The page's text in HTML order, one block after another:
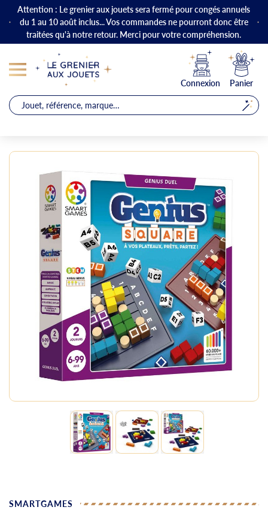
Attention : Le grenier aux jouets sera fermé pour congés annuels
du 1 au 10 août inclus... Vos commandes ne pourront donc être
traitées qu'à notre retour. Merci pour votre compréhension.
Connexion Panier
SMARTGAMES